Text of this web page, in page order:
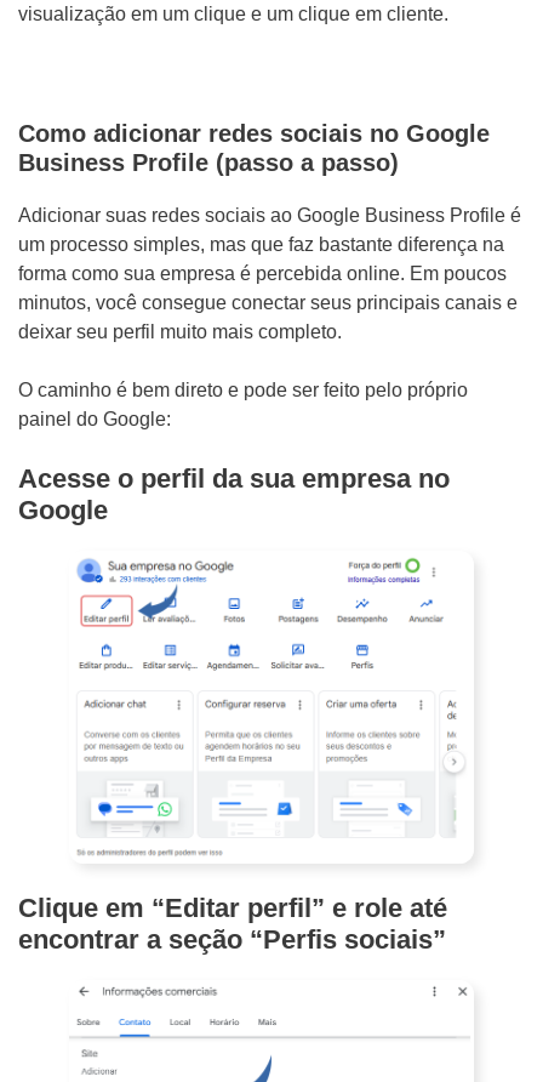
visualização em um clique e um clique em cliente.
Como adicionar redes sociais no Google
Business Profile (passo a passo)
Adicionar suas redes sociais ao Google Business Profile é
um processo simples, mas que faz bastante diferença na
forma como sua empresa é percebida online. Em poucos
minutos, você consegue conectar seus principais canais e
deixar seu perfil muito mais completo.
O caminho é bem direto e pode ser feito pelo próprio
painel do Google:
Acesse o perfil da sua empresa no
Google
Clique em “Editar perfil” e role até
encontrar a seção “Perfis sociais”
t